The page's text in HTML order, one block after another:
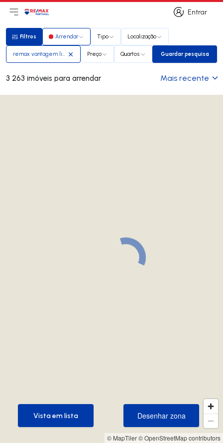
Entrar
Entrar
Abri menu principal
LogoIr para página inicial
Filtros
Filtros Arrendar Tipo Localização
remax vantagem life Preço Quartos Guardar
Guardar pesquisa
3 263 imóveis para arrendar Mais recente
© MapTiler© OpenStreetMap contributors
Desenhar zona
Desenhar zona
Vista em lista
Vista em lista